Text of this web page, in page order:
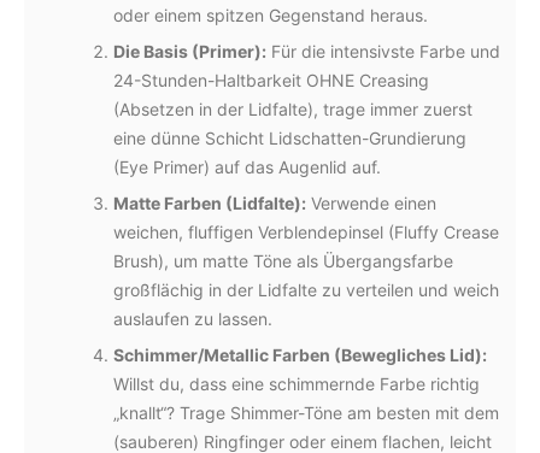
oder einem spitzen Gegenstand heraus.
Die Basis (Primer): Für die intensivste Farbe und
24-Stunden-Haltbarkeit OHNE Creasing
(Absetzen in der Lidfalte), trage immer zuerst
eine dünne Schicht Lidschatten-Grundierung
(Eye Primer) auf das Augenlid auf.
Matte Farben (Lidfalte): Verwende einen
weichen, fluffigen Verblendepinsel (Fluffy Crease
Brush), um matte Töne als Übergangsfarbe
großflächig in der Lidfalte zu verteilen und weich
auslaufen zu lassen.
Schimmer/Metallic Farben (Bewegliches Lid):
Willst du, dass eine schimmernde Farbe richtig
„knallt“? Trage Shimmer-Töne am besten mit dem
(sauberen) Ringfinger oder einem flachen, leicht